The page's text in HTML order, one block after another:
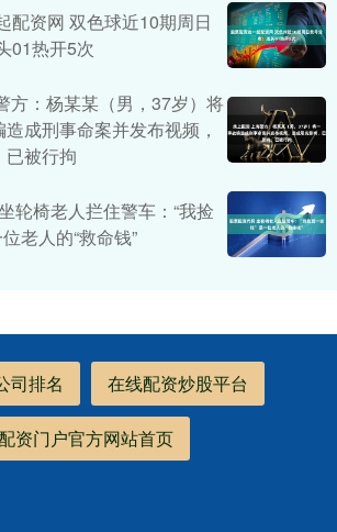
配资网 双色球近10期周日
01热开5次
方：杨某某（男，37岁）将
成刑事命案并发布视频，
已被行拘
轮椅老人拦住警车：“我捡
老人的“救命钱”
司排名 在线配资炒股平台
资门户官方网站首页